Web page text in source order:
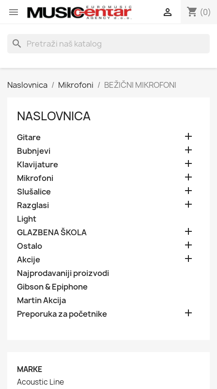
 shopping_cart (0)

search
Naslovnica Mikrofoni BEŽIČNI MIKROFONI
NASLOVNICA
Gitare 
Bubnjevi 
Klavijature 
Mikrofoni 
Slušalice 
Razglasi 
Light
GLAZBENA ŠKOLA

Ostalo 
Akcije 
Najprodavaniji proizvodi
Gibson & Epiphone
Martin Akcija
Preporuka za početnike

MARKE
Acoustic Line